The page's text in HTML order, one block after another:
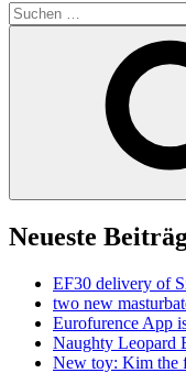
Suchen
nach:
Neueste
EF30 delivery of
two new
Eurofurence App
Naughty Leopard
New toy: Kim the